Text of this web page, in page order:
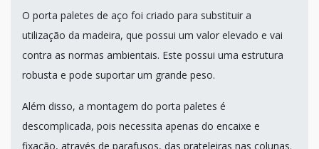
O porta paletes de aço foi criado para substituir a
utilização da madeira, que possui um valor elevado e vai
contra as normas ambientais. Este possui uma estrutura
robusta e pode suportar um grande peso.
Além disso, a montagem do porta paletes é
descomplicada, pois necessita apenas do encaixe e
fixação, através de parafusos, das prateleiras nas colunas.